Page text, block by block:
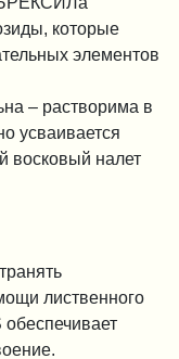
которые
элементов
– растворима в
усваивается
восковый налет
лиственного